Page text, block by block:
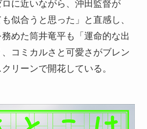
に近いながら、沖田監督が
も似合うと思った」と直感し、
めた筒井竜平も「運命的な出
コミカルさと可愛さがブレン
リーンで開花している。